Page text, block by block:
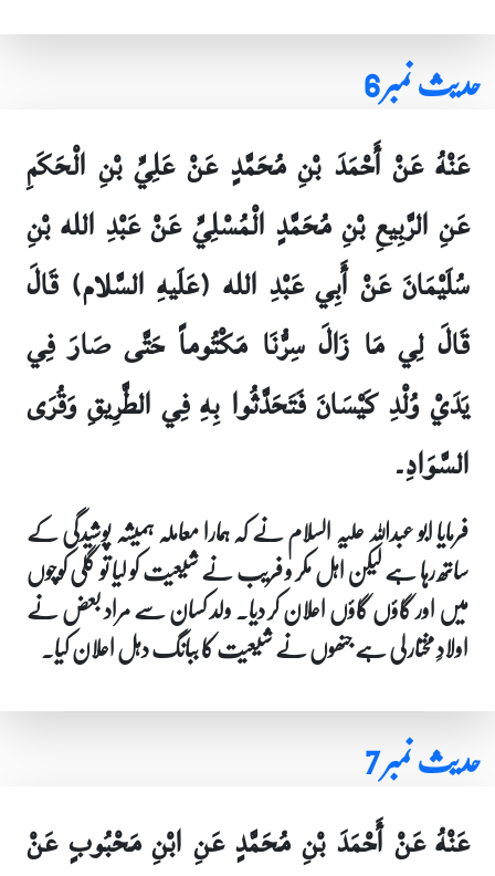
حدیث نمبر 6
عَنْهُ عَنْ أَحْمَدَ بْنِ مُحَمَّدٍ عَنْ عَلِيِّ بْنِ الْحَكَمِ
عَنِ الرَّبِيعِ بْنِ مُحَمَّدٍ الْمُسْلِيِّ عَنْ عَبْدِ الله بْنِ
سُلَيْمَانَ عَنْ أَبِي عَبْدِ الله (عَلَيهِ السَّلام) قَالَ
قَالَ لِي مَا زَالَ سِرُّنَا مَكْتُوماً حَتَّى صَارَ فِي
يَدَيْ وُلْدِ كَيْسَانَ فَتَحَدَّثُوا بِهِ فِي الطَّرِيقِ وَقُرَى
السَّوَادِ۔
فرمایا ابو عبداللہ علیہ السلام نے کہ ہمارا معاملہ ہمیشہ پوشیدگی کے
ساتھ رہا ہے لیکن اہل مکر و فریب نے شیعیت کو لیا تو گلی کوچوں
میں اور گاؤں گاؤں اعلان کر دیا۔ ولد کسان سے مراد بعض نے
اولادِ مختار لی ہے جنھوں نے شیعیت کا ببانگ دہل اعلان کیا۔
حدیث نمبر 7
عَنْهُ عَنْ أَحْمَدَ بْنِ مُحَمَّدٍ عَنِ ابْنِ مَحْبُوبٍ عَنْ